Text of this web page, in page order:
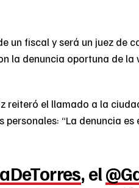
un fiscal y será un juez de
la denuncia oportuna de
reiteró el llamado a la
“La denuncia
, el